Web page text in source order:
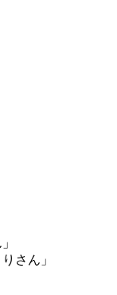
さん」